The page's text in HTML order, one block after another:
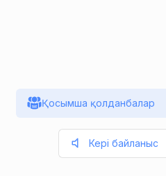
Қосымша қолданбалар
Кері байланыс